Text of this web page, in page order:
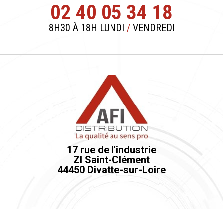
02 40 05 34 18
8H30 À 18H LUNDI /VENDREDI
17 rue de l'industrie
ZI Saint-Clément
44450 Divatte-sur-Loire